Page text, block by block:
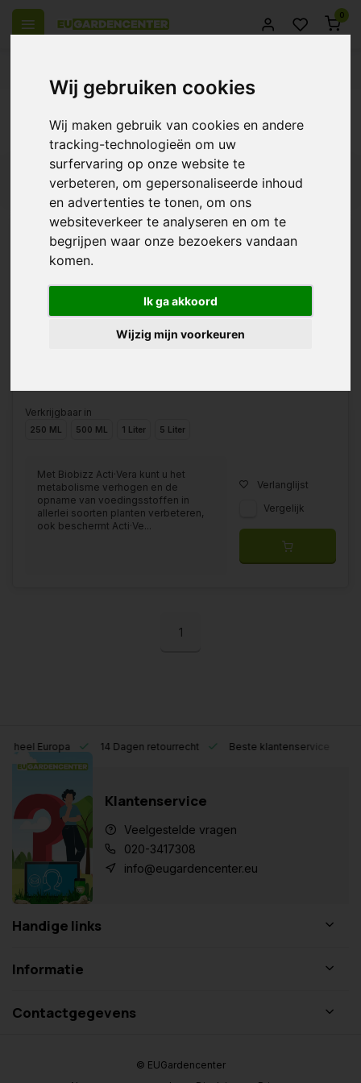
Wij gebruiken cookies
Wij maken gebruik van cookies en andere
tracking-technologieën om uw
surfervaring op onze website te
verbeteren, om gepersonaliseerde inhoud
en advertenties te tonen, om ons
websiteverkeer te analyseren en om te
begrijpen waar onze bezoekers vandaan
komen.
Ik ga akkoord
Wijzig mijn voorkeuren
0
Activators
€11,99
Verkrijgbaar in
250 ML 500 ML 1 Liter 5 Liter
Met Biobizz Acti·Vera kunt u het
metabolisme verhogen en de
opname van voedingsstoffen in
allerlei soorten planten verbeteren,
ook beschermt Acti·Ve...
Verlanglijst
Vergelijk
1
Europa 14 Dagen retourrecht Beste klantenservice
Klantenservice
Veelgestelde vragen
020-3417308
info@eugardencenter.eu
Handige links
Informatie
Contactgegevens
© EUGardencenter